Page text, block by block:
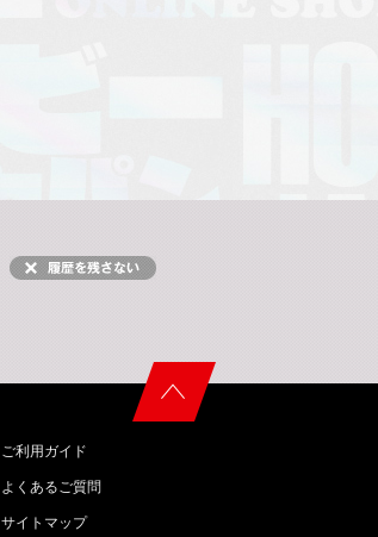
ご利用ガイド
よくあるご質問
サイトマップ